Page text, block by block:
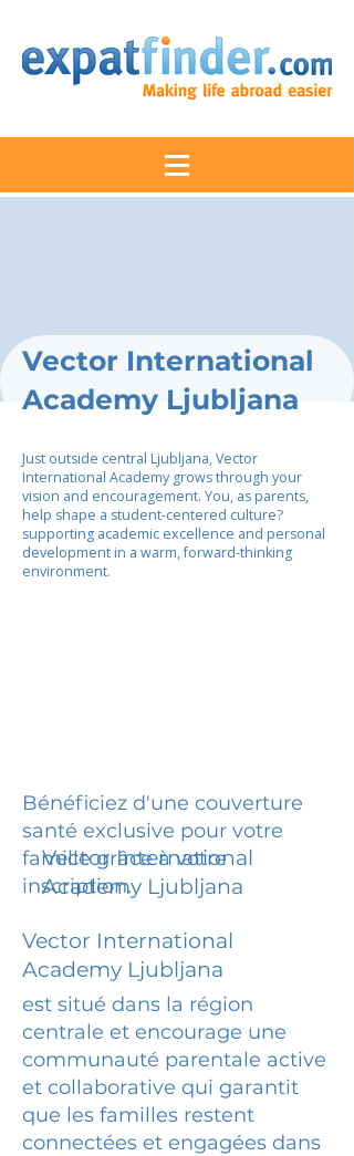
Vector International
Academy Ljubljana
Just outside central Ljubljana, Vector
International Academy grows through your
vision and encouragement. You, as parents,
help shape a student-centered culture?
supporting academic excellence and personal
development in a warm, forward-thinking
environment.
Bénéficiez d'une couverture
santé exclusive pour votre
famille grâce à votre
inscription.
Vector International
Academy Ljubljana
Vector International
Academy Ljubljana
est situé dans la région
centrale et encourage une
communauté parentale active
et collaborative qui garantit
que les familles restent
connectées et engagées dans